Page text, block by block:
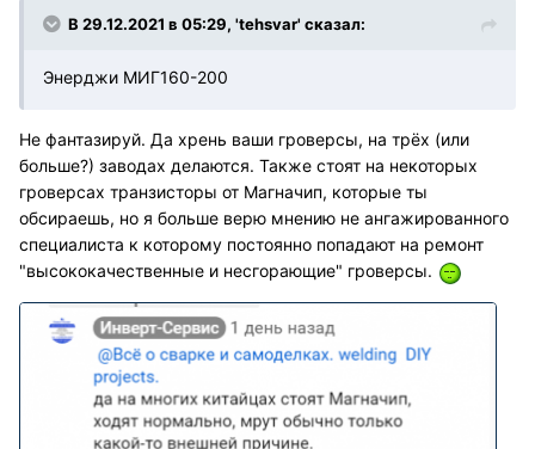
В 29.12.2021 в 05:29, 'tehsvar' сказал:
Энерджи МИГ160-200
Не фантазируй. Да хрень ваши гроверсы, на трёх (или
больше?) заводах делаются. Также стоят на некоторых
гроверсах транзисторы от Магначип, которые ты
обсираешь, но я больше верю мнению не ангажированного
специалиста к которому постоянно попадают на ремонт
"высококачественные и несгорающие" гроверсы.